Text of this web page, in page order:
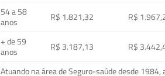
54 a 58
anos
R$ 1.821,32 R$
+ de 59
anos
R$ 3.187,13 R$
Atuando na área de Seguro-saúde desde